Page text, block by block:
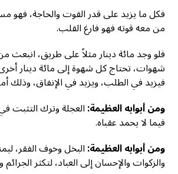
فكل ما يزيد على قدر القوت والحاجة، فهو
من معه قوته فهو فارغ القلب.
فلو وجد مائة دينار مثلاً على طريق، انبعث
شهوات، تحتاج كل شهوة إلى مائة دينار
فيزيد في الطلب، ويزيد في الإنفاق، وذلك
ومن أبوابه العظيمة:العجلة وترك التثبت
فيما لا يحمد عقباه.
ومن أبوابه العظيمة:البخل وخوف الفقر،
والزكوات والإحسان إلى العباد، لتكثر